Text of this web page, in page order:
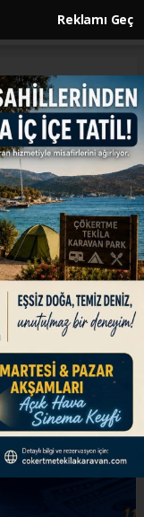
günü
- 09:54
(TCMB),
yaklaşık iki yıl
baz puan
OL